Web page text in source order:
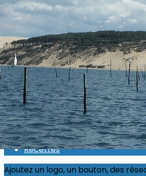
Exporter les lignes sélectionnées
Exporter toutes les colonnes
Exporter uniquement les
Menu
<
>
Actualité 2026
Inscriptions ouvertes
Calendrier
Photos
Recettes
Ajoutez un logo, un bouton, des